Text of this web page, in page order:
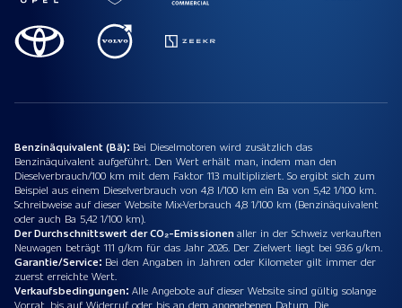
Benzinäquivalent (Bä): Bei Dieselmotoren wird zusätzlich das
Benzinäquivalent aufgeführt. Den Wert erhält man, indem man den
Dieselverbrauch/100 km mit dem Faktor 113 multipliziert. So ergibt sich zum
Beispiel aus einem Dieselverbrauch von 4,8 l/100 km ein Ba von 5,42 1/100 km.
Schreibweise auf dieser Website Mix-Verbrauch 4,8 1/100 km (Benzinäquivalent
oder auch Ba 5,42 1/100 km).
Der Durchschnittswert der CO₂-Emissionenaller in der Schweiz verkauften
Neuwagen beträgt 111 g/km für das Jahr 2026. Der Zielwert liegt bei 93.6 g/km.
Garantie/Service: Bei den Angaben in Jahren oder Kilometer gilt immer der
zuerst erreichte Wert.
Verkaufsbedingungen: Alle Angebote auf dieser Website sind gültig solange
Vorrat, bis auf Widerruf oder bis an dem angegebenen Datum. Die